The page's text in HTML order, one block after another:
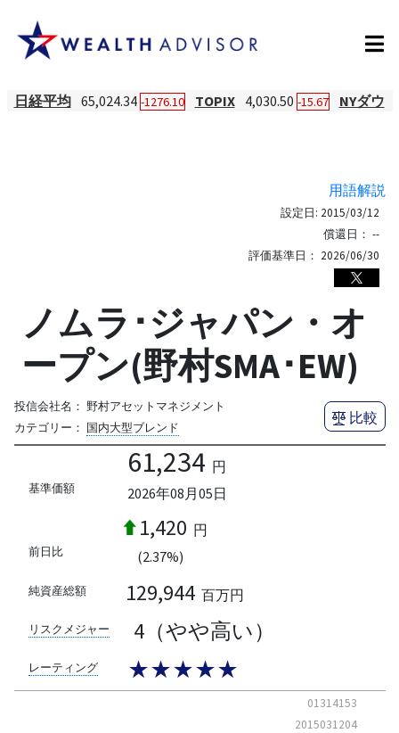
日経平均 65,024.34 -1276.10 TOPIX 4,030.50 -15.67 NYダウ
用語解説
設定日: 2015/03/12
償還日： --
評価基準日： 2026/06/30
ノムラ･ジャパン・オ
ープン(野村SMA･EW)
投信会社名： 野村アセットマネジメント
カテゴリー： 国内大型ブレンド
比較
基準価額
61,234 円
2026年08月05日
前日比
1,420 円
(2.37%)
純資産総額 129,944 百万円
リスクメジャー 4（やや高い）
レーティング ★★★★★
01314153
2015031204